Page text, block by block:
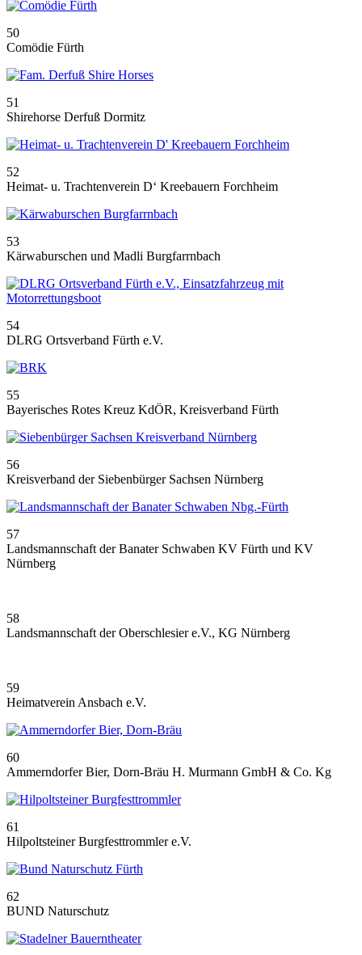
50
Comödie Fürth
51
Shirehorse Derfuß Dormitz
52
Heimat- u. Trachtenverein D‘ Kreebauern Forchheim
53
Kärwaburschen und Madli Burgfarrnbach
54
DLRG Ortsverband Fürth e.V.
55
Bayerisches Rotes Kreuz KdÖR, Kreisverband Fürth
56
Kreisverband der Siebenbürger Sachsen Nürnberg
57
Landsmannschaft der Banater Schwaben KV Fürth und KV
Nürnberg
58
Landsmannschaft der Oberschlesier e.V., KG Nürnberg
59
Heimatverein Ansbach e.V.
60
Ammerndorfer Bier, Dorn-Bräu H. Murmann GmbH & Co. Kg
61
Hilpoltsteiner Burgfesttrommler e.V.
62
BUND Naturschutz